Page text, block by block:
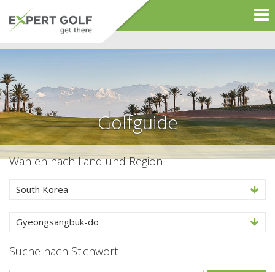
Golfguide
Wählen nach Land und Region
South Korea
Gyeongsangbuk-do
Suche nach Stichwort